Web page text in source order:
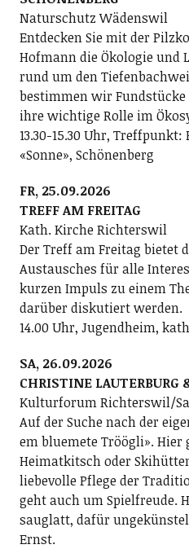
Naturschutz Wädenswil
Entdecken Sie mit der
Hofmann die Ökologie und
rund um den
bestimmen wir
ihre wichtige Rolle im
13.30-15.30 Uhr,
«Sonne», Schönenberg
FR, 25.09.2026
TREFF AM FREITAG
Kath. Kirche Richterswil
Der Treff am Freitag bietet
Austausches für alle
kurzen Impuls zu einem
darüber diskutiert werden.
14.00 Uhr, Jugendheim,
SA, 26.09.2026
CHRISTINE LAUTERBURG
Kulturforum Richterswil/
Auf der Suche nach der
em bluemete Tröögli».
Heimatkitsch oder
liebevolle Pflege der
geht auch um Spielfreude.
sauglatt, dafür
Ernst.